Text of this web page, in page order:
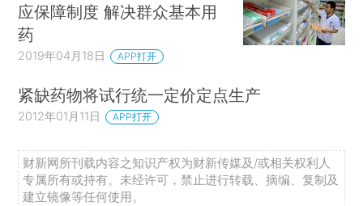
应保障制度 解决群众基本用
药
2019年04月18日 APP打开
紧缺药物将试行统一定价定点生产
2012年01月11日 APP打开
财新网所刊载内容之知识产权为财新传媒及/或相关权利人
专属所有或持有。未经许可，禁止进行转载、摘编、复制及
建立镜像等任何使用。